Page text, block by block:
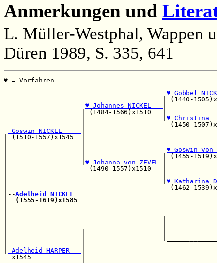
Anmerkungen und
L. Müller-Westphal, Wappen
Düren 1989, S. 335, 641
♥ =
♥ Gobbel
|
♥ Johannes NICKEL
| (1484-
♥
|
Goswin NICKEL
| (1510-
♥ Goswin von
|                   |                    | (1455-
♥ Johanna von ZEVEL
|                     (1490-
♥ Katharina
|                                          (1462-
|--Adelheid NICKEL
(1555-1619)x1585
Adelheid HARPER
x1545             |